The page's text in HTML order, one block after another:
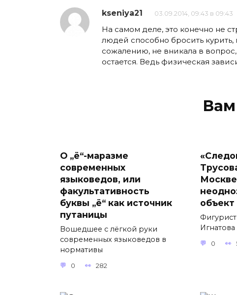
kseniya21 03.09.2014, 09:43 в 09:43
На самом деле, это конечно не
людей способно бросить
сожалению, не вникала в
остается. Ведь физическая
О „ё“-маразме
современных
языковедов, или
факультативность
буквы „ё“ как источник
путаницы
Вошедшее с лёгкой руки
современных языковедов в
нормативы
0 282
объект
Игнатова
0